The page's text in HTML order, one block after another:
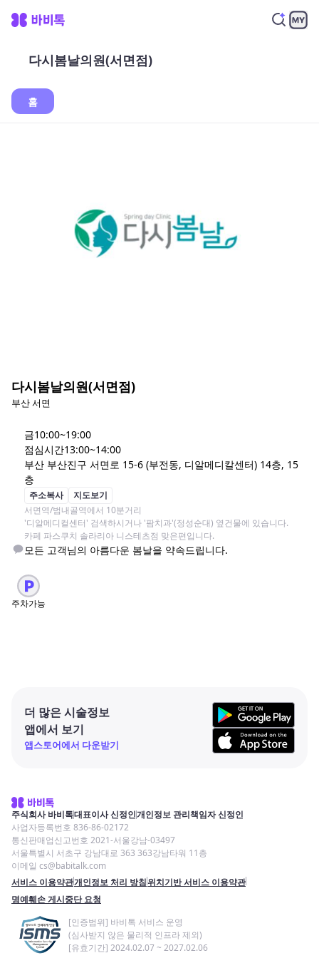
다시봄날의원(서면점)
홈
다시봄날의원(서면점)
부산 서면
금10:00~19:00
점심시간13:00~14:00
부산 부산진구 서면로 15-6 (부전동, 디알메디칼센터) 14층, 15
층
주소복사
지도보기
서면역/범내골역에서 10분거리
'디알메디컬센터' 검색하시거나 '팜치과'(정성순대) 옆건물에 있습니다.
카페 파스쿠치 솔라리아 니스테츠점 맞은편입니다.
모든 고객님의 아름다운 봄날을 약속드립니다.
주차가능
더 많은 시술정보
앱에서 보기
앱스토어에서 다운받기
주식회사 바비톡대표이사 신정인개인정보 관리책임자 신정인
사업자등록번호 836-86-02172
통신판매업신고번호 2021-서울강남-03497
서울특별시 서초구 강남대로 363 363강남타워 11층
이메일 cs@babitalk.com
서비스 이용약관개인정보 처리 방침위치기반 서비스 이용약관
명예훼손 게시중단 요청
[인증범위] 바비톡 서비스 운영
(심사받지 않은 물리적 인프라 제외)
[유효기간] 2024.02.07 ~ 2027.02.06